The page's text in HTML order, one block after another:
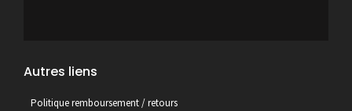
Autres liens
Politique remboursement / retours